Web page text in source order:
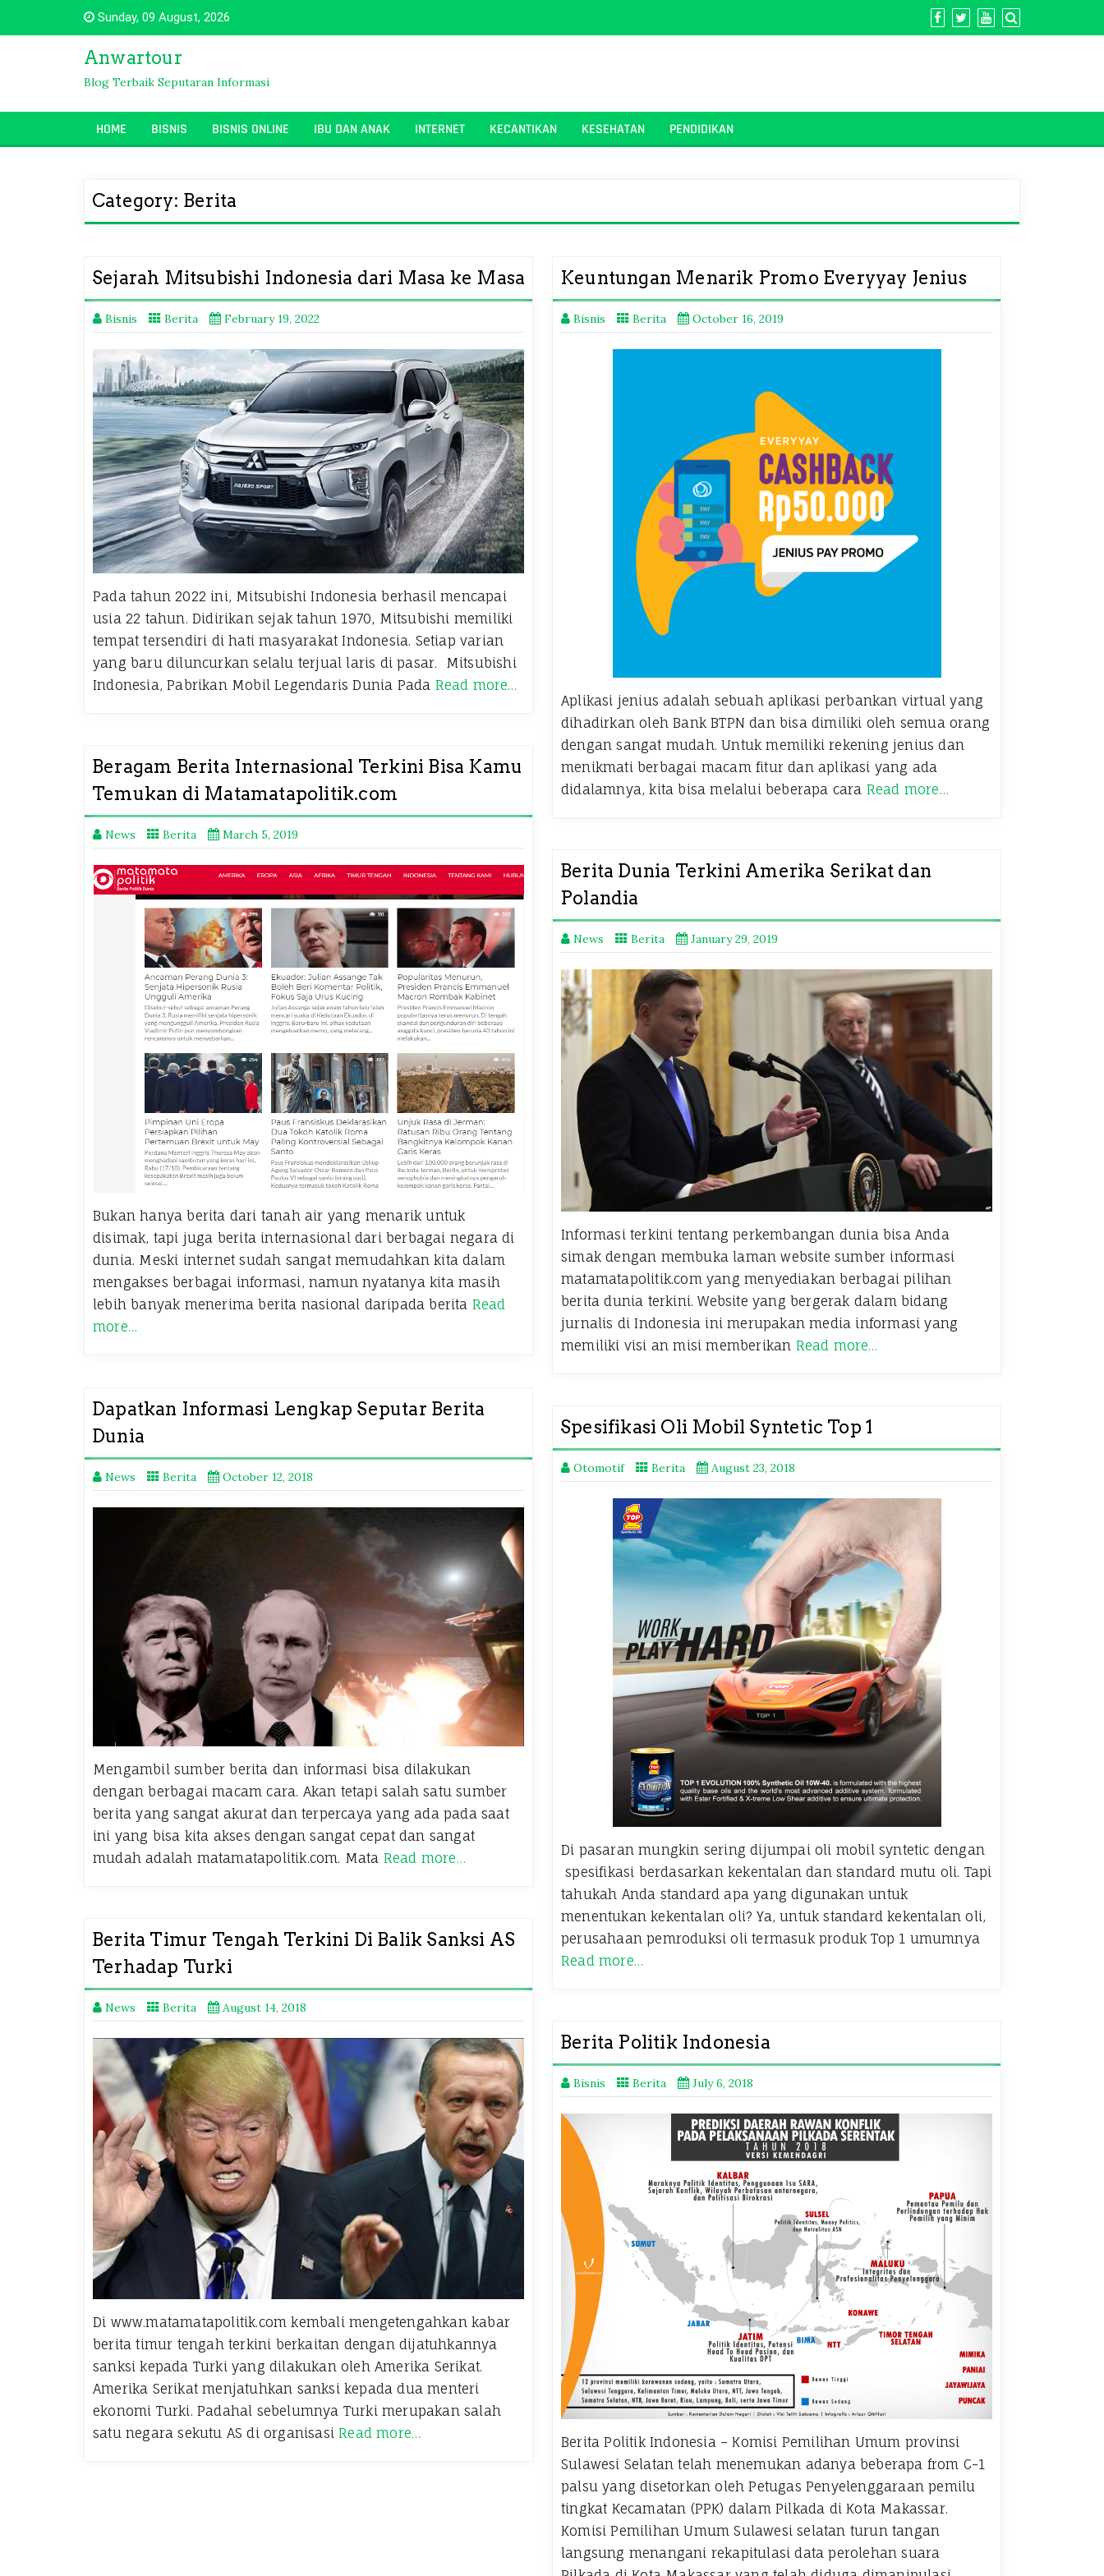
Sunday, 09 August, 2026
Anwartour
Blog Terbaik Seputaran Informasi
HOME BISNIS BISNIS ONLINE IBU DAN ANAK INTERNET KECANTIKAN KESEHATAN PENDIDIKAN
Category: Berita
Sejarah Mitsubishi Indonesia dari Masa ke Masa
Bisnis Berita February 19, 2022
Pada tahun 2022 ini, Mitsubishi Indonesia berhasil mencapai
usia 22 tahun. Didirikan sejak tahun 1970, Mitsubishi memiliki
tempat tersendiri di hati masyarakat Indonesia. Setiap varian
yang baru diluncurkan selalu terjual laris di pasar. Mitsubishi
Indonesia, Pabrikan Mobil Legendaris Dunia Pada Read more…
Keuntungan Menarik Promo Everyyay Jenius
Bisnis Berita October 16, 2019
Aplikasi jenius adalah sebuah aplikasi perbankan virtual yang
dihadirkan oleh Bank BTPN dan bisa dimiliki oleh semua orang
dengan sangat mudah. Untuk memiliki rekening jenius dan
menikmati berbagai macam fitur dan aplikasi yang ada
didalamnya, kita bisa melalui beberapa cara Read more…
Beragam Berita Internasional Terkini Bisa Kamu
Temukan di Matamatapolitik.com
News Berita March 5, 2019
Bukan hanya berita dari tanah air yang menarik untuk
disimak, tapi juga berita internasional dari berbagai negara di
dunia. Meski internet sudah sangat memudahkan kita dalam
mengakses berbagai informasi, namun nyatanya kita masih
lebih banyak menerima berita nasional daripada berita Read
more…
Berita Dunia Terkini Amerika Serikat dan
Polandia
News Berita January 29, 2019
Informasi terkini tentang perkembangan dunia bisa Anda
simak dengan membuka laman website sumber informasi
matamatapolitik.com yang menyediakan berbagai pilihan
berita dunia terkini. Website yang bergerak dalam bidang
jurnalis di Indonesia ini merupakan media informasi yang
memiliki visi an misi memberikan Read more…
Dapatkan Informasi Lengkap Seputar Berita
Dunia
News Berita October 12, 2018
Mengambil sumber berita dan informasi bisa dilakukan
dengan berbagai macam cara. Akan tetapi salah satu sumber
berita yang sangat akurat dan terpercaya yang ada pada saat
ini yang bisa kita akses dengan sangat cepat dan sangat
mudah adalah matamatapolitik.com. Mata Read more…
Spesifikasi Oli Mobil Syntetic Top 1
Otomotif Berita August 23, 2018
Di pasaran mungkin sering dijumpai oli mobil syntetic dengan
spesifikasi berdasarkan kekentalan dan standard mutu oli. Tapi
tahukah Anda standard apa yang digunakan untuk
menentukan kekentalan oli? Ya, untuk standard kekentalan oli,
perusahaan pemroduksi oli termasuk produk Top 1 umumnya
Read more…
Berita Timur Tengah Terkini Di Balik Sanksi AS
Terhadap Turki
News Berita August 14, 2018
Di www.matamatapolitik.com kembali mengetengahkan kabar
berita timur tengah terkini berkaitan dengan dijatuhkannya
sanksi kepada Turki yang dilakukan oleh Amerika Serikat.
Amerika Serikat menjatuhkan sanksi kepada dua menteri
ekonomi Turki. Padahal sebelumnya Turki merupakan salah
satu negara sekutu AS di organisasiRead more…
Berita Politik Indonesia
Bisnis Berita July 6, 2018
Berita Politik Indonesia – Komisi Pemilihan Umum provinsi
Sulawesi Selatan telah menemukan adanya beberapa from C-1
palsu yang disetorkan oleh Petugas Penyelenggaraan pemilu
tingkat Kecamatan (PPK) dalam Pilkada di Kota Makassar.
Komisi Pemilihan Umum Sulawesi selatan turun tangan
langsung menangani rekapitulasi data perolehan suara